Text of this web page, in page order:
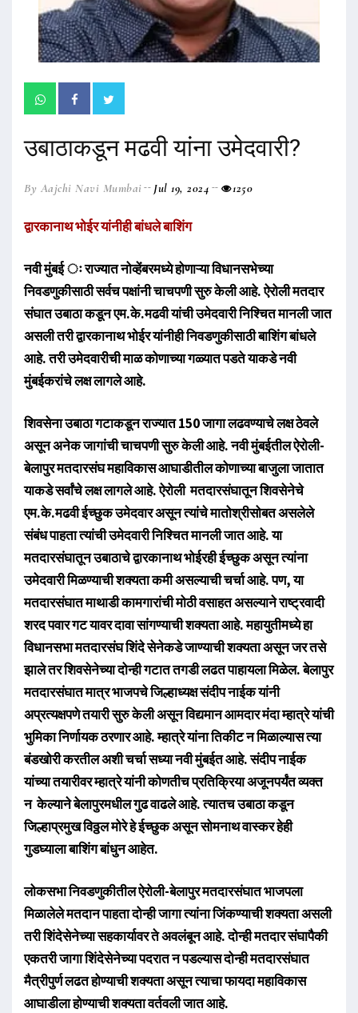
उबाठाकडून मढवी यांना उमेदवारी?
By Aajchi Navi Mumbai Jul 19, 2024 1250
द्वारकानाथ भोईर यांनीही बांधले बाशिंग
नवी मुंबई ः राज्यात नोव्हेंबरमध्ये होणाऱ्या विधानसभेच्या
निवडणुकीसाठी सर्वच पक्षांनी चाचपणी सुरु केली आहे. ऐरोली मतदार
संघात उबाठा कडून एम.के.मढवी यांची उमेदवारी निश्चित मानली जात
असली तरी द्वारकानाथ भोईर यांनीही निवडणुकीसाठी बाशिंग बांधले
आहे. तरी उमेदवारीची माळ कोणाच्या गळ्यात पडते याकडे नवी
मुंबईकरांचे लक्ष लागले आहे.
शिवसेना उबाठा गटाकडून राज्यात 150 जागा लढवण्याचे लक्ष ठेवले
असून अनेक जागांची चाचपणी सुरु केली आहे. नवी मुंबईतील ऐरोली-
बेलापुर मतदारसंघ महाविकास आघाडीतील कोणाच्या बाजुला जातात
याकडे सर्वांचे लक्ष लागले आहे. ऐरोली मतदारसंघातून शिवसेनेचे
एम.के.मढवी ईच्छुक उमेदवार असून त्यांचे मातोश्रीसोबत असलेले
संबंध पाहता त्यांची उमेदवारी निश्चित मानली जात आहे. या
मतदारसंघातून उबाठाचे द्वारकानाथ भोईरही ईच्छुक असून त्यांना
उमेदवारी मिळण्याची शक्यता कमी असल्याची चर्चा आहे. पण, या
मतदारसंघात माथाडी कामगारांची मोठी वसाहत असल्याने राष्ट्रवादी
शरद पवार गट यावर दावा सांगण्याची शक्यता आहे. महायुतीमध्ये हा
विधानसभा मतदारसंघ शिंदे सेनेकडे जाण्याची शक्यता असून जर तसे
झाले तर शिवसेनेच्या दोन्ही गटात तगडी लढत पाहायला मिळेल. बेलापुर
मतदारसंघात मात्र भाजपचे जिल्हाध्यक्ष संदीप नाईक यांनी
अप्रत्यक्षपणे तयारी सुरु केली असून विद्यमान आमदार मंदा म्हात्रे यांची
भुमिका निर्णायक ठरणार आहे. म्हात्रे यांना तिकीट न मिळाल्यास त्या
बंडखोरी करतील अशी चर्चा सध्या नवी मुंबईत आहे. संदीप नाईक
यांच्या तयारीवर म्हात्रे यांनी कोणतीच प्रतिक्रिया अजूनपर्यंत व्यक्त
न केल्याने बेलापुरमधील गुढ वाढले आहे. त्यातच उबाठा कडून
जिल्हाप्रमुख विठ्ठल मोरे हे ईच्छुक असून सोमनाथ वास्कर हेही
गुडघ्याला बाशिंग बांधुन आहेत.
लोकसभा निवडणुकीतील ऐरोली-बेलापुर मतदारसंघात भाजपला
मिळालेले मतदान पाहता दोन्ही जागा त्यांना जिंकण्याची शक्यता असली
तरी शिंदेसेनेच्या सहकार्यावर ते अवलंबून आहे. दोन्ही मतदार संघापैकी
एकतरी जागा शिंदेसेनेच्या पदरात न पडल्यास दोन्ही मतदारसंघात
मैत्रीपुर्ण लढत होण्याची शक्यता असून त्याचा फायदा महाविकास
आघाडीला होण्याची शक्यता वर्तवली जात आहे.